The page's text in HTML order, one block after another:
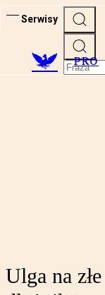
Serwisy
PRO
Ulga na